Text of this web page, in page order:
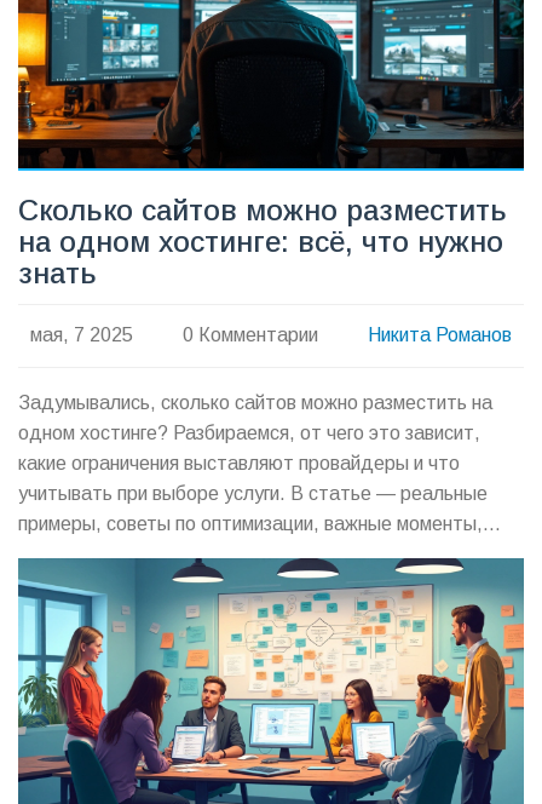
Сколько сайтов можно разместить
на одном хостинге: всё, что нужно
знать
мая, 7 2025 0 Комментарии Никита Романов
Задумывались, сколько сайтов можно разместить на
одном хостинге? Разбираемся, от чего это зависит,
какие ограничения выставляют провайдеры и что
учитывать при выборе услуги. В статье — реальные
примеры, советы по оптимизации, важные моменты,
которые легко упустить. Для новичков и опытных
пользователей — всё, чтобы не переплачивать и не
попасть в ловушку ограничений. Читайте, чтобы не
ошибиться при запуске новых проектов.